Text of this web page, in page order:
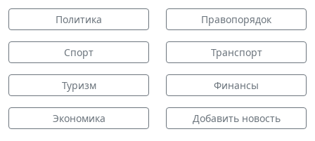
Политика Правопорядок
Спорт Транспорт
Туризм Финансы
Экономика Добавить новость